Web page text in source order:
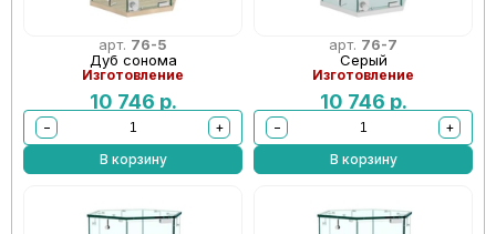
арт. 76-5
Дуб сонома
Изготовление
10 746 р.
−
+
В корзину
арт. 76-7
Серый
Изготовление
10 746 р.
−
+
В корзину